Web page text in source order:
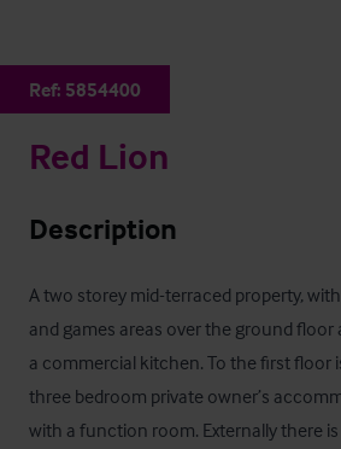
Ref: 5854400
Red Lion
Description
A two storey mid-terraced property,
and games areas over the ground floor
a commercial kitchen. To the first floor
three bedroom private owner’s
with a function room. Externally there